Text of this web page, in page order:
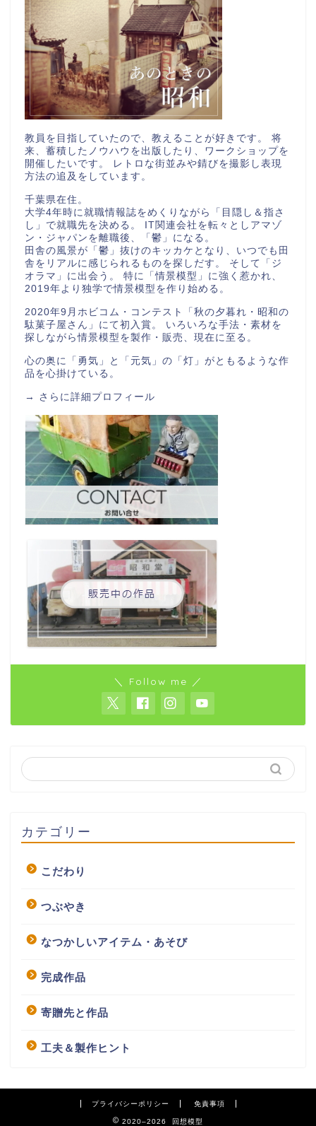
教員を目指していたので、教えることが好きです。 将
来、蓄積したノウハウを出版したり、ワークショップを
開催したいです。 レトロな街並みや錆びを撮影し表現
方法の追及をしています。
千葉県在住。
大学4年時に就職情報誌をめくりながら「目隠し＆指さ
し」で就職先を決める。 IT関連会社を転々としアマゾ
ン・ジャパンを離職後、「鬱」になる。
田舎の風景が「鬱」抜けのキッカケとなり、いつでも田
舎をリアルに感じられるものを探しだす。 そして「ジ
オラマ」に出会う。 特に「情景模型」に強く惹かれ、
2019年より独学で情景模型を作り始める。
2020年9月ホビコム・コンテスト「秋の夕暮れ・昭和の
駄菓子屋さん」にて初入賞。 いろいろな手法・素材を
探しながら情景模型を製作・販売、現在に至る。
心の奥に「勇気」と「元気」の「灯」がともるような作
品を心掛けている。
→ さらに詳細プロフィール
＼ Follow me ／
カテゴリー
こだわり
つぶやき
なつかしいアイテム・あそび
完成作品
寄贈先と作品
工夫＆製作ヒント
プライバシーポリシー 免責事項
2020–2026 回想模型